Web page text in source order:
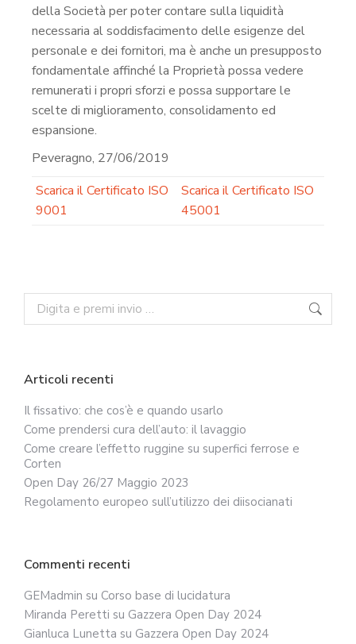
della Società per poter contare sulla liquidità
necessaria al soddisfacimento delle esigenze del
personale e dei fornitori, ma è anche un presupposto
fondamentale affinché la Proprietà possa vedere
remunerati i propri sforzi e possa supportare le
scelte di miglioramento, consolidamento ed
espansione.
Peveragno, 27/06/2019
Scarica il Certificato ISO
9001
Scarica il Certificato ISO
45001
Articoli recenti
Il fissativo: che cos’è e quando usarlo
Come prendersi cura dell’auto: il lavaggio
Come creare l’effetto ruggine su superfici ferrose e
Corten
Open Day 26/27 Maggio 2023
Regolamento europeo sull’utilizzo dei diisocianati
Commenti recenti
GEMadmin su Corso base di lucidatura
Miranda Peretti su Gazzera Open Day 2024
Gianluca Lunetta su Gazzera Open Day 2024